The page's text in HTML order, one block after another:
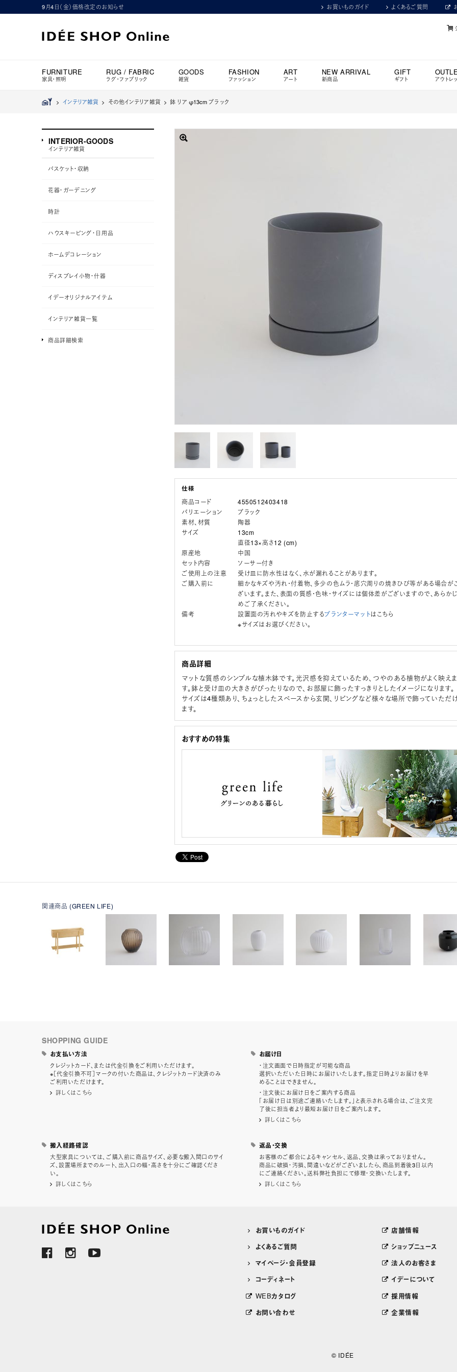
9月4日（金）価格改定のお知らせ お買いものガイド よくあるご質問
FURNITURE
家具・照明
RUG / FABRIC
ラグ・ファブリック
GOODS
雑貨
FASHION
ファッション
ART
アート
NEW ARRIVAL
新商品
GIFT
ギフト アウトレ
> インテリア雑貨 > その他インテリア雑貨 >鉢 リア φ13cm ブラック
商品コード
4550512403418
バリエーション
ブラック
素材、材質
陶器
サイズ
13cm
直径13×高さ12 (cm)
原産地
中国
セット内容
ソーサー付き
ご使用上の注意
受け皿に防水性はなく、水が漏れることがあります。
ご購入前に
細かなキズや汚れ・付着物、多少の色ムラ・底穴周りの焼きひび等がある場合が
ざいます。また、表面の質感・色味・サイズには個体差がございますので、あらかじ
めご了承ください。
備考
設置面の汚れやキズを防止するプランターマットはこちら
※サイズはお選びください。
商品詳細
マットな質感のシンプルな植木鉢です。光沢感を抑えているため、つやのある植物がよく映えま
す。鉢と受け皿の大きさがぴったりなので、お部屋に飾ったすっきりとしたイメージになります。
サイズは4種類あり、ちょっとしたスペースから玄関、リビングなど様々な場所で飾っていただ
ます。
おすすめの特集
INTERIOR-GOODS
インテリア雑貨
バスケット・収納
花器・ガーデニング
時計
ハウスキーピング・日用品
ホームデコレーション
ディスプレイ小物・什器
イデーオリジナルアイテム
インテリア雑貨一覧
商品詳細検索
関連商品 (GREEN LIFE)
SHOPPING GUIDE
お支払い方法
クレジットカード、または代金引換をご利用いただけます。
※［代金引換不可］マークの付いた商品は、クレジットカード決済のみ
ご利用いただけます。
詳しくはこちら
お届け日
・注文画面で日時指定が可能な商品
選択いただいた日時にお届けいたします。指定日時よりお届けを早
めることはできません。
・注文後にお届け日をご案内する商品
「お届け日は別途ご連絡いたします。」と表示される場合は、ご注文完
了後に担当者より最短お届け日をご案内します。
詳しくはこちら
搬入経路確認
大型家具については、ご購入前に商品サイズ、必要な搬入間口のサイ
ズ、設置場所までのルート、出入口の幅・高さを十分にご確認くださ
い。
詳しくはこちら
返品・交換
お客様のご都合によるキャンセル、返品、交換は承っておりません。
商品に破損・汚損、間違いなどがございましたら、商品到着後3日以内
にご連絡ください。送料弊社負担にて修理・交換いたします。
詳しくはこちら
お買いものガイド
よくあるご質問
マイページ・会員登録
コーディネート
WEBカタログ
お問い合わせ
店舗情報
ショップニュース
法人のお客さま
イデーについて
採用情報
企業情報
© IDÉE